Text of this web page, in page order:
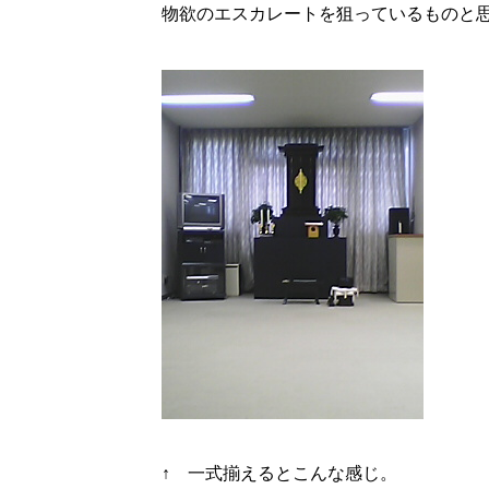
物欲のエスカレートを狙っているものと
↑ 一式揃えるとこんな感じ。